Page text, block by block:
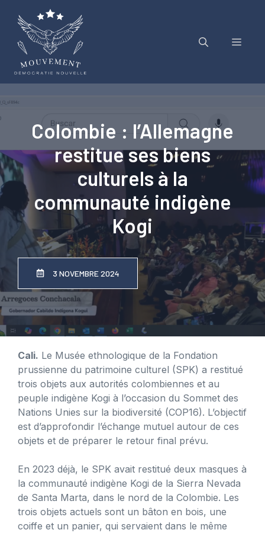
contenu
Menu
Colombie : l’Allemagne
restitue ses biens
culturels à la
communauté indigène
Kogi
3 NOVEMBRE 2024
Cali. Le Musée ethnologique de la Fondation
prussienne du patrimoine culturel (SPK) a restitué
trois objets aux autorités colombiennes et au
peuple indigène Kogi à l’occasion du Sommet des
Nations Unies sur la biodiversité (COP16). L’objectif
est d’approfondir l’échange mutuel autour de ces
objets et de préparer le retour final prévu.
En 2023 déjà, le SPK avait restitué deux masques à
la communauté indigène Kogi de la Sierra Nevada
de Santa Marta, dans le nord de la Colombie. Les
trois objets actuels sont un bâton en bois, une
coiffe et un panier, qui servaient dans le même